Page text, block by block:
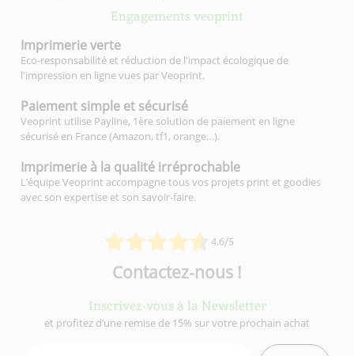
Engagements veoprint
4.6/5
Imprimerieverte
Eco-responsabilité et réduction de l'impact écologique de
l'impression en ligne vues par Veoprint.
Paiement simple et sécurisé
Veoprint utilise Payline, 1ère solution de paiement en ligne
sécurisé en France (Amazon, tf1, orange…).
Imprimerie à la qualité irréprochable
L’équipe Veoprint accompagne tous vos projets print et goodies
avec son expertise et son savoir-faire.
Contactez-nous !
Inscrivez-vous à la Newsletter
et profitez d’une remise de 15% sur votre prochain achat